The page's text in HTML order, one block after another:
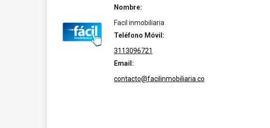
Nombre:
Facil inmobiliaria
Teléfono Móvil:
3113096721
Email:
contacto@facilinmobiliaria.co